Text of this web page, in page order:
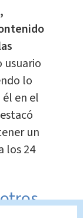
usuario
lo
en el
un
los 24